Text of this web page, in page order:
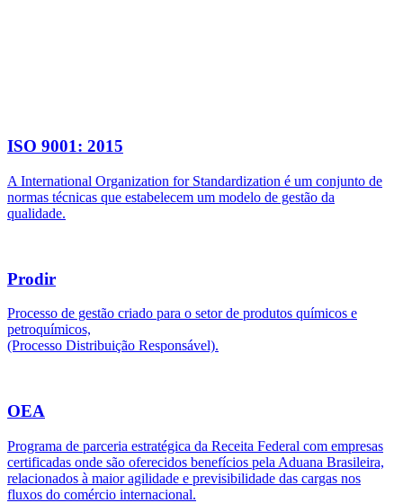
ISO 9001: 2015
A International Organization for Standardization é um conjunto de
normas técnicas que estabelecem um modelo de gestão da
qualidade.
Prodir
Processo de gestão criado para o setor de produtos químicos e
petroquímicos,
(Processo Distribuição Responsável).
OEA
Programa de parceria estratégica da Receita Federal com empresas
certificadas onde são oferecidos benefícios pela Aduana Brasileira,
relacionados à maior agilidade e previsibilidade das cargas nos
fluxos do comércio internacional.